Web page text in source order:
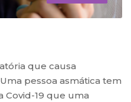
que causa
pessoa asmática tem
Covid-19 que uma